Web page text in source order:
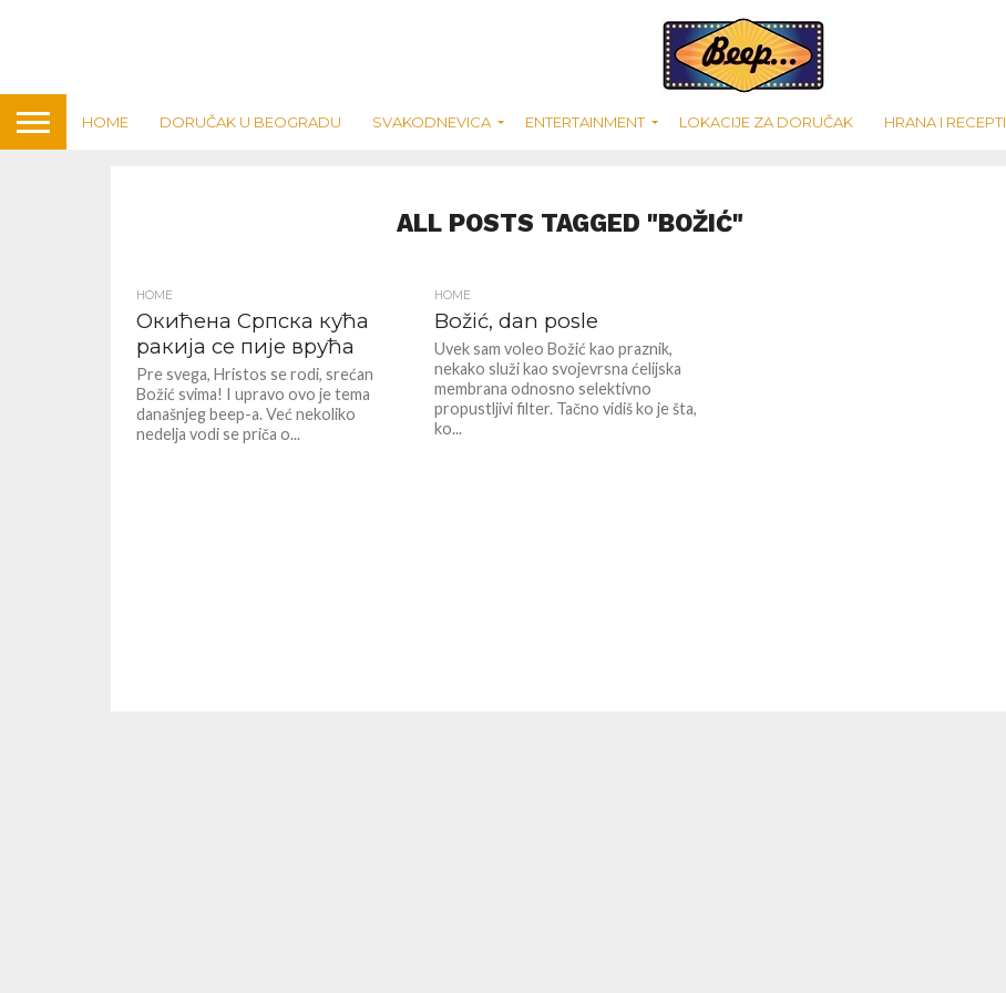
HOME DORUČAK U BEOGRADU SVAKODNEVICA ENTERTAINMENT LOKACIJE ZA DORUČAK HRANA I RECEPTI
ALL POSTS TAGGED "BOŽIĆ"
HOME
Окићена Српска кућа
ракија се пије врућа
Pre svega, Hristos se rodi, srećan
Božić svima! I upravo ovo je tema
današnjeg beep-a. Već nekoliko
nedelja vodi se priča o...
HOME
Božić, dan posle
Uvek sam voleo Božić kao praznik,
nekako služi kao svojevrsna ćelijska
membrana odnosno selektivno
propustljivi filter. Tačno vidiš ko je šta,
ko...